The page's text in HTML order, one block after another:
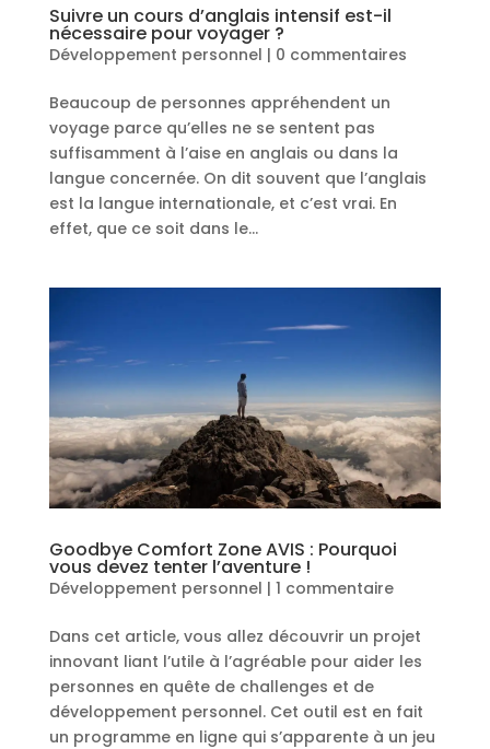
Suivre un cours d’anglais intensif est-il
nécessaire pour voyager ?
Développement personnel | 0 commentaires
Beaucoup de personnes appréhendent un
voyage parce qu’elles ne se sentent pas
suffisamment à l’aise en anglais ou dans la
langue concernée. On dit souvent que l’anglais
est la langue internationale, et c’est vrai. En
effet, que ce soit dans le...
Goodbye Comfort Zone AVIS : Pourquoi
vous devez tenter l’aventure !
Développement personnel | 1 commentaire
Dans cet article, vous allez découvrir un projet
innovant liant l’utile à l’agréable pour aider les
personnes en quête de challenges et de
développement personnel. Cet outil est en fait
un programme en ligne qui s’apparente à un jeu